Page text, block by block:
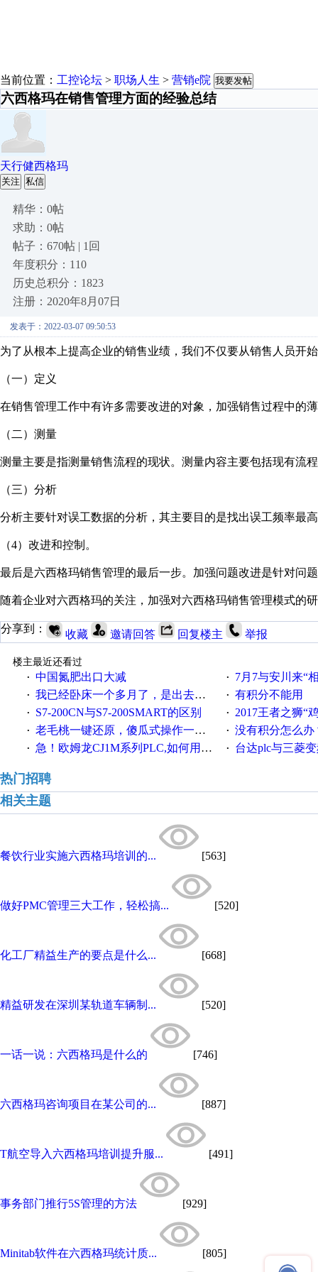
当前位置： 工控论坛 > 职场人生 > 营销e院 我要发帖
六西格玛在销售管理方面的经验总结
天行健西格玛
关注 私信
精华：0帖
求助：0帖
帖子：670帖 | 1回
年度积分：110
历史总积分：1823
注册：2020年8月07日
发表于：2022-03-07 09:50:53
为了从根本上提高企业的销售业绩，我们不仅要从销售人员开
（一）定义
在销售管理工作中有许多需要改进的对象，加强销售过程中的
（二）测量
测量主要是指测量销售流程的现状。测量内容主要包括现有流
（三）分析
分析主要针对误工数据的分析，其主要目的是找出误工频率最
（4）改进和控制。
最后是六西格玛销售管理的最后一步。加强问题改进是针对问
随着企业对六西格玛的关注，加强对六西格玛销售管理模式的
分享到： 收藏 邀请回答 回复楼主 举报
楼主最近还看过
· 中国氮肥出口大减 · 7月7与安川来“
· 我已经卧床一个多月了，是出去安装机械手在高速遭遇车祸所致:大家工作都要特别注意啊 · 有积分不能用
· S7-200CN与S7-200SMART的区别 · 2017王者之狮“鸡”情签到
· 老毛桃一键还原，傻瓜式操作一键轻松备份还原；程序为向导式安装，一键即可实现自动备份或还原系统。 · 没有积分怎么办
· 急！欧姆龙CJ1M系列PLC,如何用时间控制变频器。要求时间在组态王中可以自由输入！拜托各位大神了！ · 台达plc与三菱
热门招聘
相关主题
餐饮行业实施六西格玛培训的... [563]
做好PMC管理三大工作，轻松搞... [520]
化工厂精益生产的要点是什么... [668]
精益研发在深圳某轨道车辆制... [520]
一话一说：六西格玛是什么的 [746]
六西格玛咨询项目在某公司的... [887]
T航空导入六西格玛培训提升服... [491]
事务部门推行5S管理的方法 [929]
Minitab软件在六西格玛统计质... [805]